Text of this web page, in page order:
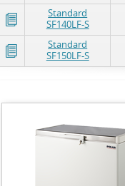
Standard
SF140LF-S
Standard
SF150LF-S